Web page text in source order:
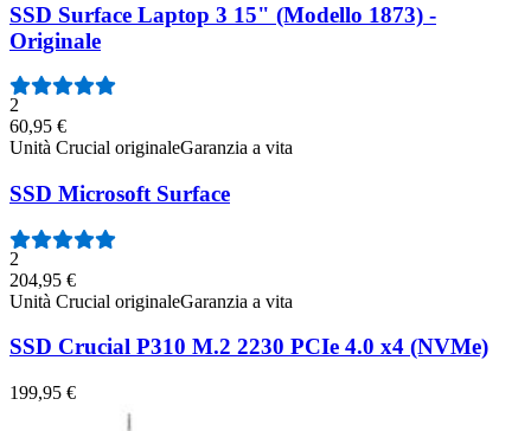
SSD Surface Laptop 3 15" (Modello 1873) -
Originale
2
60,95 €
Unità Crucial originaleGaranzia a vita
SSD Microsoft Surface
2
204,95 €
Unità Crucial originaleGaranzia a vita
SSD Crucial P310 M.2 2230 PCIe 4.0 x4 (NVMe)
199,95 €